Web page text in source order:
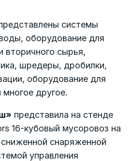
системы
оборудование для
вторичного сырья,
шредеры, дробилки,
оборудование для
другое.
представила на стенде
16-кубовый мусоровоз на
снаряженной
управления